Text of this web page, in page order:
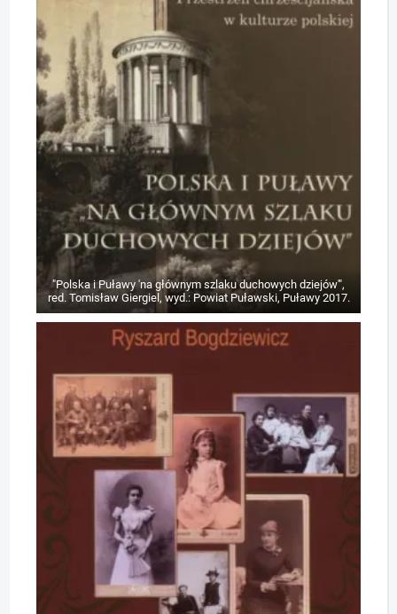
"Polska i Puławy 'na głównym szlaku duchowych dziejów'",
red. Tomisław Giergiel, wyd.: Powiat Puławski, Puławy 2017.